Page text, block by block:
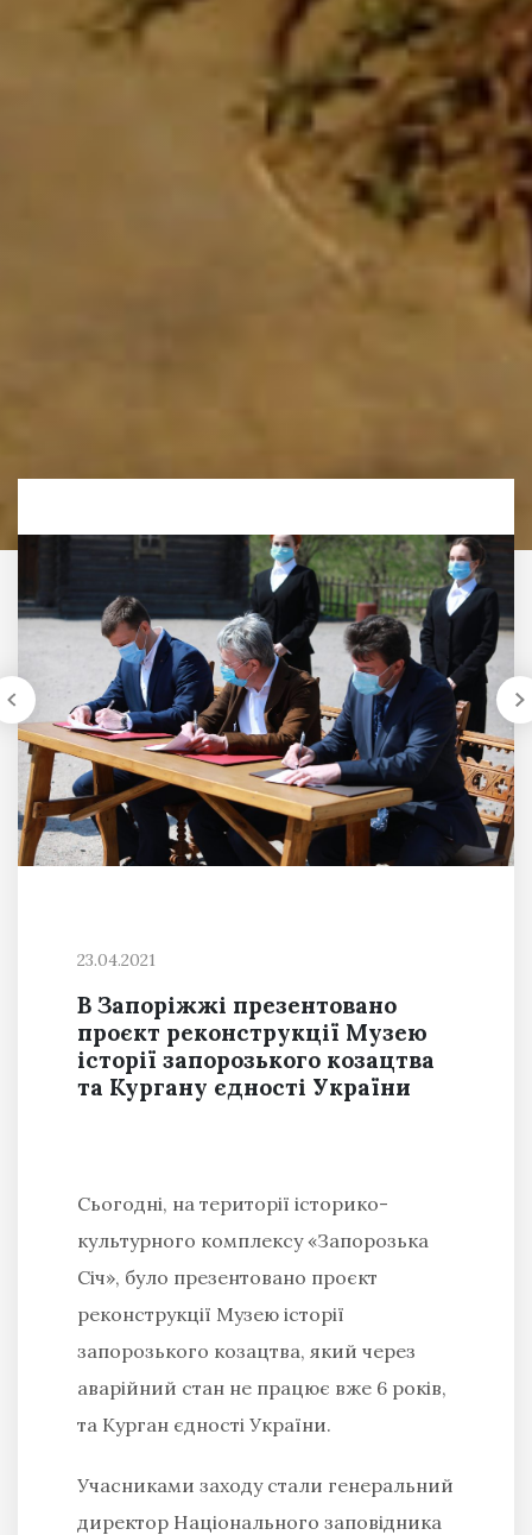
23.04.2021
В Запоріжжі презентовано
проєкт реконструкції Музею
історії запорозького козацтва
та Кургану єдності України
Сьогодні, на території історико-
культурного комплексу «Запорозька
Січ», було презентовано проєкт
реконструкції Музею історії
запорозького козацтва, який через
аварійний стан не працює вже 6 років,
та Курган єдності України.
Учасниками заходу стали генеральний
директор Національного заповідника